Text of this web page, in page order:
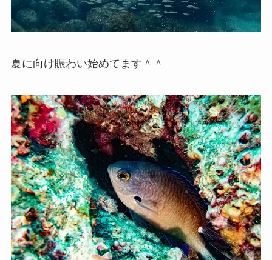
夏に向け賑わい始めてます＾＾